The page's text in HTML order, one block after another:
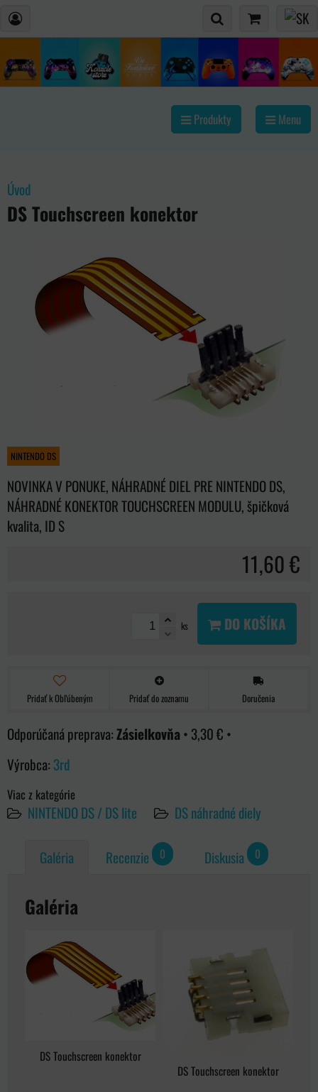
Produkty Menu
Úvod
DS Touchscreen konektor
NINTENDO DS
NOVINKA V PONUKE, NÁHRADNÉ DIEL PRE NINTENDO DS,
NÁHRADNÉ KONEKTOR TOUCHSCREEN MODULU, špičková
kvalita, ID S
11,60 €
ks DO KOŠÍKA
Pridať k Obľúbeným Pridať do zoznamu Doručenia
Zásielkovňa • 3,30 € •
Výrobca: 3rd
Viac z kategórie
NINTENDO DS / DS lite DS náhradné diely
Galéria Recenzie 0 Diskusia 0
Galéria
DS Touchscreen konektor
DS Touchscreen konektor